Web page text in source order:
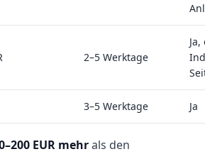
2–5 Werktage
3–5 Werktage Ja
EUR mehrals den